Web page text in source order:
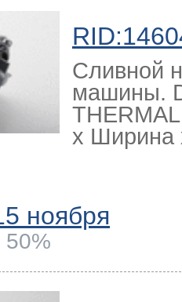
Сливной
машины.
х Ширина
ноября
50%